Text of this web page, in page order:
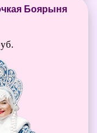
Боярыня